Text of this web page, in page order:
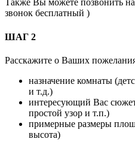
Также Вы можете позвонить
звонок бесплатный )
ШАГ 2
Расскажите о Ваших
назначение комнаты
и т.д.)
интересующий Вас
простой узор и т.п.)
примерные размеры
высота)